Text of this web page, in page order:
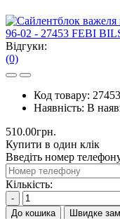
Відгуки:
(0)
Код товару:
Наявність: В
510.00грн.
Купити в один клік
Введіть номер
Кількість:
-
До кошика
Швидке